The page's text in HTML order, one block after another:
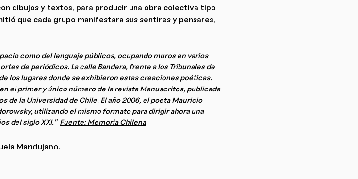
dibujos y textos, para producir una obra colectiva tipo
que cada grupo manifestara sus sentires y pensares,
como del lenguaje públicos, ocupando muros en varios
de periódicos. La calle Bandera, frente a los Tribunales de
los lugares donde se exhibieron estas creaciones poéticas.
el primer y único número de la revista Manuscritos, publicada
de la Universidad de Chile. El año 2006, el poeta Mauricio
utilizando el mismo formato para dirigir ahora una
del siglo XXI." Fuente: Memoria Chilena
Mandujano.